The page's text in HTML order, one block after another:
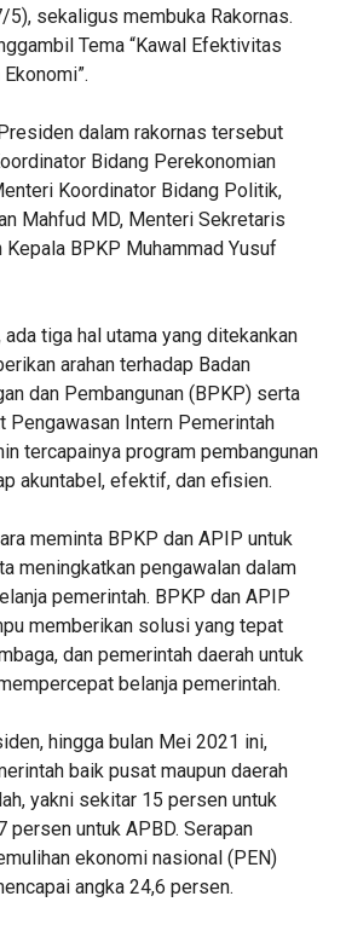
sekaligus membuka Rakornas.
Tema “Kawal Efektivitas
dalam rakornas tersebut
Bidang Perekonomian
Koordinator Bidang Politik,
Mahfud MD, Menteri Sekretaris
Kepala BPKP Muhammad Yusuf
tiga hal utama yang ditekankan
arahan terhadap Badan
dan Pembangunan (BPKP) serta
Pengawasan Intern Pemerintah
tercapainya program pembangunan
akuntabel, efektif, dan efisien.
meminta BPKP dan APIP untuk
meningkatkan pengawalan dalam
pemerintah. BPKP dan APIP
memberikan solusi yang tepat
dan pemerintah daerah untuk
belanja pemerintah.
hingga bulan Mei 2021 ini,
baik pusat maupun daerah
yakni sekitar 15 persen untuk
persen untuk APBD. Serapan
ekonomi nasional (PEN)
angka 24,6 persen.